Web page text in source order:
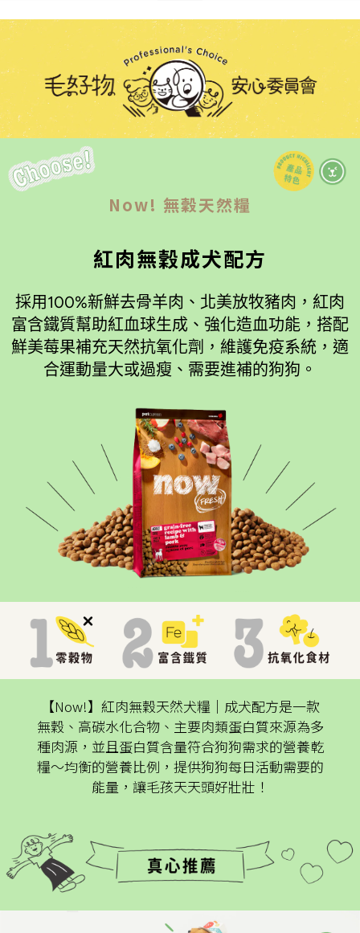
Now! 無穀天然糧
紅肉無穀成犬配方
採用100%新鮮去骨羊肉、北美放牧豬肉，紅肉
富含鐵質幫助紅血球生成、強化造血功能，搭配
鮮美莓果補充天然抗氧化劑，維護免疫系統，適
合運動量大或過瘦、需要進補的狗狗。
【Now!】紅肉無穀天然犬糧│成犬配方是一款
無穀、高碳水化合物、主要肉類蛋白質來源為多
種肉源，並且蛋白質含量符合狗狗需求的營養乾
糧～均衡的營養比例，提供狗狗每日活動需要的
能量，讓毛孩天天頭好壯壯！